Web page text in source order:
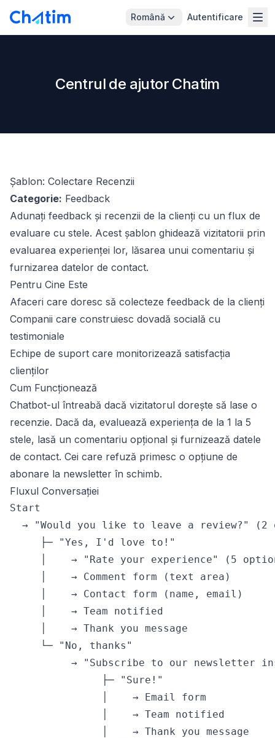
Română Autentificare
Centrul de ajutor Chatim
Șablon: Colectare Recenzii
Categorie: Feedback
Adunați feedback și recenzii de la clienți cu un flux de
evaluare cu stele. Acest șablon ghidează vizitatorii prin
evaluarea experienței lor, lăsarea unui comentariu și
furnizarea datelor de contact.
Pentru Cine Este
Afaceri care doresc să colecteze feedback de la clienți
Companii care construiesc dovadă socială cu
testimoniale
Echipe de suport care monitorizează satisfacția
clienților
Cum Funcționează
Chatbot-ul întreabă dacă vizitatorul dorește să lase o
recenzie. Dacă da, evaluează experiența de la 1 la 5
stele, lasă un comentariu opțional și furnizează datele
de contact. Cei care refuză primesc o opțiune de
abonare la newsletter în schimb.
Fluxul Conversației
Start
→ "Would you like to leave a review?" (2
     ├─ "Yes, I'd love to!"
│    → "Rate your experience" (5
     │    → Comment form (text area)
     │    → Contact form (name, email)
     │    → Team notified
     │    → Thank you message
     └─ "No, thanks"
→ "Subscribe to our newsletter
               ├─ "Sure!"
               │    → Email form
               │    → Team notified
               │    → Thank you message